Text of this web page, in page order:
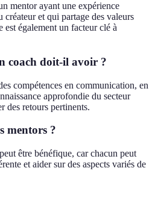
mentor ayant une expérience
créateur et qui partage des valeurs
également un facteur clé à
coach doit-il avoir ?
compétences en communication, en
approfondie du secteur
des retours pertinents.
mentors ?
être bénéfique, car chacun peut
et aider sur des aspects variés de